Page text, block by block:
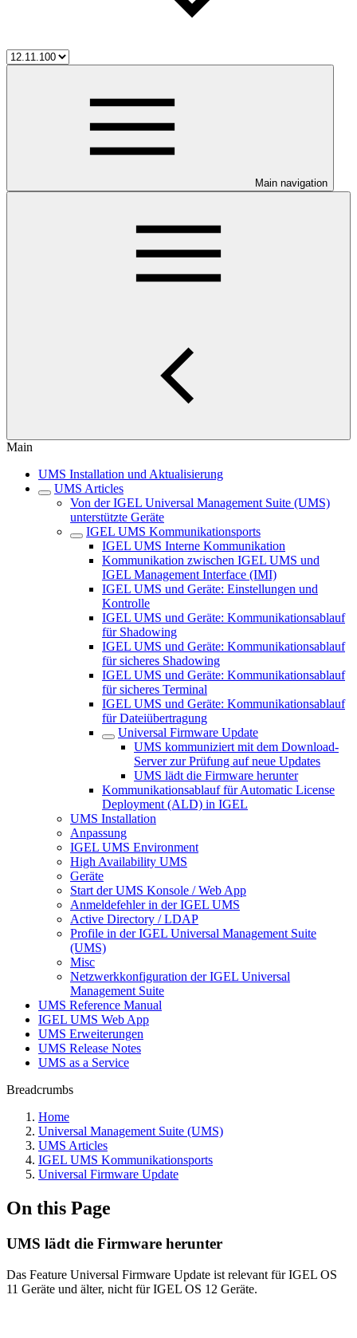
Main navigation
Main
UMS Installation und Aktualisierung
UMS Articles
Von der IGEL Universal Management Suite (UMS)
unterstützte Geräte
IGEL UMS Kommunikationsports
IGEL UMS Interne Kommunikation
Kommunikation zwischen IGEL UMS und
IGEL Management Interface (IMI)
IGEL UMS und Geräte: Einstellungen und
Kontrolle
IGEL UMS und Geräte: Kommunikationsablauf
für Shadowing
IGEL UMS und Geräte: Kommunikationsablauf
für sicheres Shadowing
IGEL UMS und Geräte: Kommunikationsablauf
für sicheres Terminal
IGEL UMS und Geräte: Kommunikationsablauf
für Dateiübertragung
Universal Firmware Update
UMS kommuniziert mit dem Download-
Server zur Prüfung auf neue Updates
UMS lädt die Firmware herunter
Kommunikationsablauf für Automatic License
Deployment (ALD) in IGEL
UMS Installation
Anpassung
IGEL UMS Environment
High Availability UMS
Geräte
Start der UMS Konsole / Web App
Anmeldefehler in der IGEL UMS
Active Directory / LDAP
Profile in der IGEL Universal Management Suite
(UMS)
Misc
Netzwerkkonfiguration der IGEL Universal
Management Suite
UMS Reference Manual
IGEL UMS Web App
UMS Erweiterungen
UMS Release Notes
UMS as a Service
Breadcrumbs
Home
Universal Management Suite (UMS)
UMS Articles
IGEL UMS Kommunikationsports
Universal Firmware Update
On this Page
UMS lädt die Firmware herunter
Das Feature Universal Firmware Update ist relevant für IGEL OS
11 Geräte und älter, nicht für IGEL OS 12 Geräte.